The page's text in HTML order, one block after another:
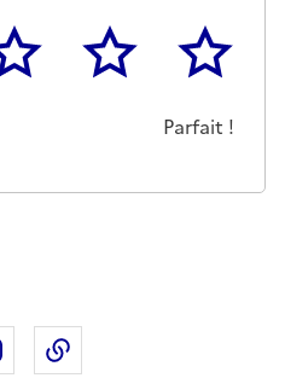
4 5
Parfait !
sur Linkedin
Partager sur Instagram